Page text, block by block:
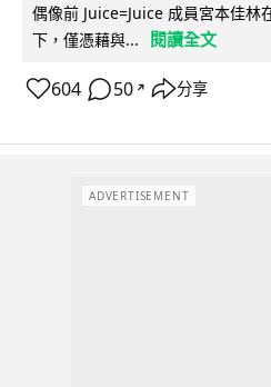
偶像前 Juice=Juice 成員宮本佳林
下，僅憑藉與...
閱讀全文
604 50 ↗ 分享
ADVERTISEMENT